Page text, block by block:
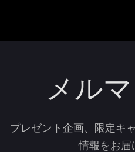
メル
プレゼント企画、限定キ
情報をお届